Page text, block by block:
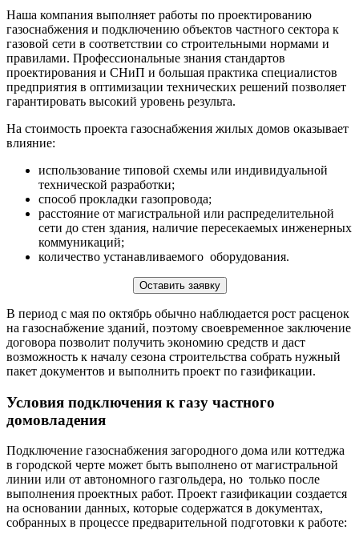
Наша компания выполняет работы по проектированию
газоснабжения и подключению объектов частного сектора к
газовой сети в соответствии со строительными нормами и
правилами. Профессиональные знания стандартов
проектирования и СНиП и большая практика специалистов
предприятия в оптимизации технических решений позволяет
гарантировать высокий уровень результа.
На стоимость проекта газоснабжения жилых домов оказывает
влияние:
использование типовой схемы или индивидуальной
технической разработки;
способ прокладки газопровода;
расстояние от магистральной или распределительной
сети до стен здания, наличие пересекаемых инженерных
коммуникаций;
количество устанавливаемого оборудования.
Оставить заявку
В период с мая по октябрь обычно наблюдается рост расценок
на газоснабжение зданий, поэтому своевременное заключение
договора позволит получить экономию средств и даст
возможность к началу сезона строительства собрать нужный
пакет документов и выполнить проект по газификации.
Условия подключения к газу частного
домовладения
Подключение газоснабжения загородного дома или коттеджа
в городской черте может быть выполнено от магистральной
линии или от автономного газгольдера, но только после
выполнения проектных работ. Проект газификации создается
на основании данных, которые содержатся в документах,
собранных в процессе предварительной подготовки к работе: